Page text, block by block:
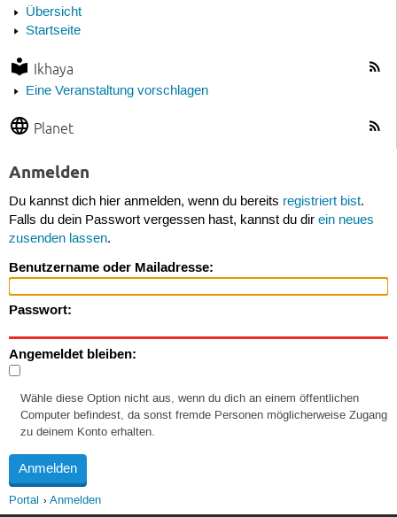
Übersicht
Startseite
Ikhaya
Eine Veranstaltung vorschlagen
Planet
Anmelden
Du kannst dich hier anmelden, wenn du bereits registriert bist.
Falls du dein Passwort vergessen hast, kannst du dir ein neues
zusenden lassen.
Benutzername oder Mailadresse:
Passwort:
Angemeldet bleiben:
Wähle diese Option nicht aus, wenn du dich an einem öffentlichen
Computer befindest, da sonst fremde Personen möglicherweise Zugang
zu deinem Konto erhalten.
Portal Anmelden